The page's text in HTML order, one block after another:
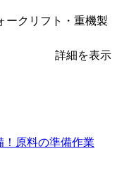
ークリフト・重機製
詳細を表示